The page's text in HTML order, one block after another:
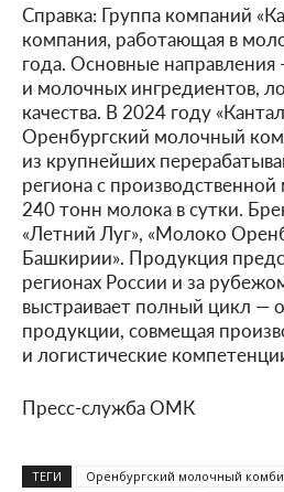
Справка: Группа компаний
компания, работающая в
года. Основные
и молочных ингредиентов,
качества. В 2024 году
Оренбургский молочный
из крупнейших
региона с
240 тонн молока в сутки.
«Летний Луг», «Молоко
Башкирии». Продукция
регионах России и за
выстраивает полный цикл —
продукции, совмещая
и логистические
Пресс-служба ОМК
ТЕГИ
Оренбургский молочный